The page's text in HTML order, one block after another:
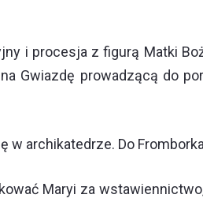
i procesja z figurą Matki
Gwiazdę prowadzącą do
archikatedrze. Do
Maryi za